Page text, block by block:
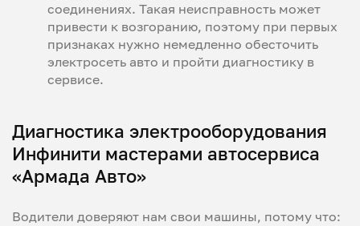
соединениях. Такая неисправность может
привести к возгоранию, поэтому при первых
признаках нужно немедленно обесточить
электросеть авто и пройти диагностику в
сервисе.
Диагностика электрооборудования
Инфинити мастерами автосервиса
«Армада Авто»
Водители доверяют нам свои машины, потому что: